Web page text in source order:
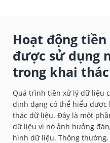
Hoạt động
được sử dụng
trong khai
Quá trình tiền xử lý dữ liệu
định dạng có thể hiểu được
thác dữ liệu. Đây là một
dữ liệu vì nó ảnh hưởng
hình dữ liệu. Thông